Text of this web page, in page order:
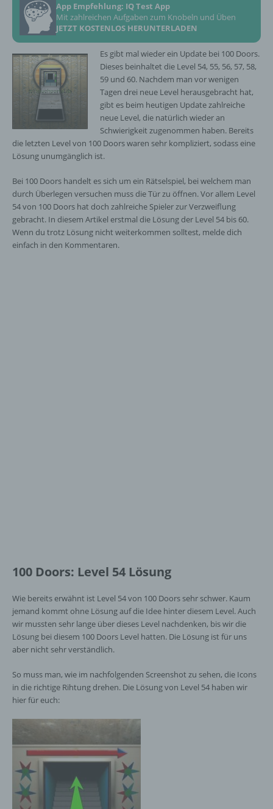
App Empfehlung: IQ Test App
Mit zahlreichen Aufgaben zum Knobeln und Üben
JETZT KOSTENLOS HERUNTERLADEN
Es gibt mal wieder ein Update bei 100 Doors.
Dieses beinhaltet die Level 54, 55, 56, 57, 58,
59 und 60. Nachdem man vor wenigen
Tagen drei neue Level herausgebracht hat,
gibt es beim heutigen Update zahlreiche
neue Level, die natürlich wieder an
Schwierigkeit zugenommen haben. Bereits
die letzten Level von 100 Doors waren sehr kompliziert, sodass eine
Lösung unumgänglich ist.
Bei 100 Doors handelt es sich um ein Rätselspiel, bei welchem man
durch Überlegen versuchen muss die Tür zu öffnen. Vor allem Level
54 von 100 Doors hat doch zahlreiche Spieler zur Verzweiflung
gebracht. In diesem Artikel erstmal die Lösung der Level 54 bis 60.
Wenn du trotz Lösung nicht weiterkommen solltest, melde dich
einfach in den Kommentaren.
100 Doors: Level 54 Lösung
Wie bereits erwähnt ist Level 54 von 100 Doors sehr schwer. Kaum
jemand kommt ohne Lösung auf die Idee hinter diesem Level. Auch
wir mussten sehr lange über dieses Level nachdenken, bis wir die
Lösung bei diesem 100 Doors Level hatten. Die Lösung ist für uns
aber nicht sehr verständlich.
So muss man, wie im nachfolgenden Screenshot zu sehen, die Icons
in die richtige Rihtung drehen. Die Lösung von Level 54 haben wir
hier für euch: